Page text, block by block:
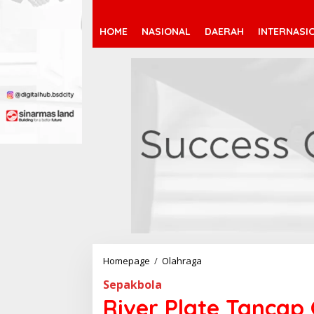
HOME NASIONAL DAERAH
Homepage / Olahraga
e
r
Sepakbola
River Plate Tancap